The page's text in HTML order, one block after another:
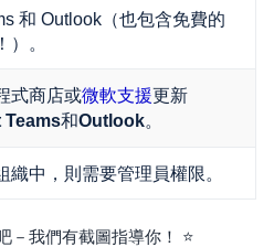
和 Outlook（也包含免費的
）。
式商店或微軟支援更新
Teams和Outlook。
織中，則需要管理員權限。
－我們有截圖指導你！ ⭐